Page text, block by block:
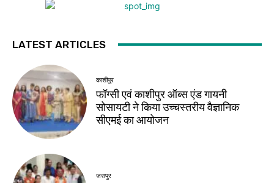
LATEST ARTICLES
काशीपुर
फॉग्सी एवं काशीपुर ऑब्स एंड गायनी
सोसायटी ने किया उच्चस्तरीय वैज्ञानिक
सीएमई का आयोजन
जसपुर